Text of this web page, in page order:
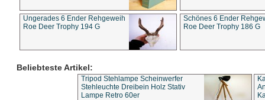
Ungerades 6 Ender Rehgeweih
Roe Deer Trophy 194 G
Schönes 6 Ender
Roe Deer Trophy 186 G
Beliebteste Artikel:
Tripod Stehlampe Scheinwerfer
Stehleuchte Dreibein Holz Stativ
Lampe Retro 60er